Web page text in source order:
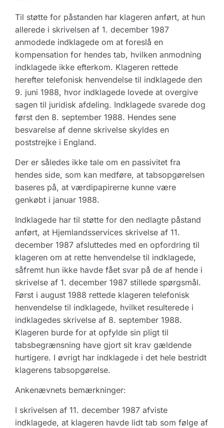
Til støtte for påstanden har klageren anført, at hun
allerede i skrivelsen af 1. december 1987
anmodede indklagede om at foreslå en
kompensation for hendes tab, hvilken anmodning
indklagede ikke efterkom. Klageren rettede
herefter telefonisk henvendelse til indklagede den
9. juni 1988, hvor indklagede lovede at overgive
sagen til juridisk afdeling. Indklagede svarede dog
først den 8. september 1988. Hendes sene
besvarelse af denne skrivelse skyldes en
poststrejke i England.
Der er således ikke tale om en passivitet fra
hendes side, som kan medføre, at tabsopgørelsen
baseres på, at værdipapirerne kunne være
genkøbt i januar 1988.
Indklagede har til støtte for den nedlagte påstand
anført, at Hjemlandsservices skrivelse af 11.
december 1987 afsluttedes med en opfordring til
klageren om at rette henvendelse til indklagede,
såfremt hun ikke havde fået svar på de af hende i
skrivelse af 1. december 1987 stillede spørgsmål.
Først i august 1988 rettede klageren telefonisk
henvendelse til indklagede, hvilket resulterede i
indklagedes skrivelse af 8. september 1988.
Klageren burde for at opfylde sin pligt til
tabsbegrænsning have gjort sit krav gældende
hurtigere. I øvrigt har indklagede i det hele bestridt
klagerens tabsopgørelse.
Ankenævnets bemærkninger:
I skrivelsen af 11. december 1987 afviste
indklagede, at klageren havde lidt tab som følge af